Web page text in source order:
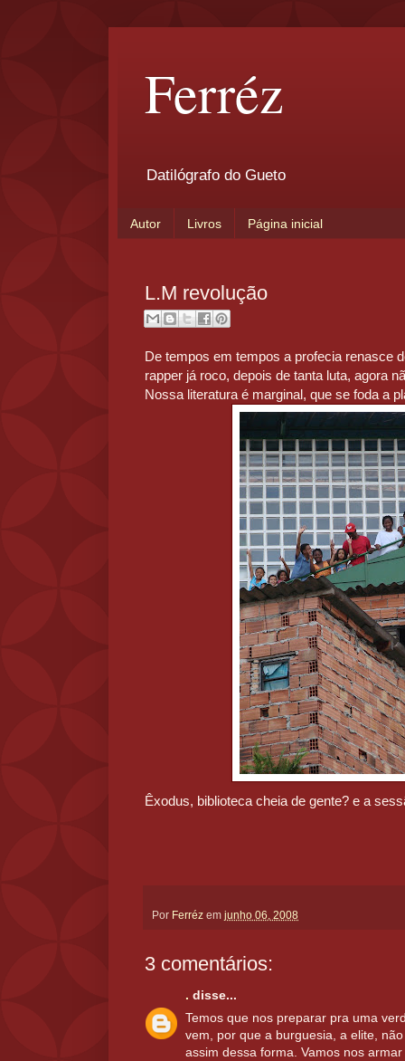
Ferréz
Datilógrafo do Gueto
Autor Livros Página inicial
L.M revolução
De tempos em tempos a profecia renasce
rapper já roco, depois de tanta luta, agora
Nossa literatura é marginal, que se foda a
Êxodus, biblioteca cheia de gente? e a
Por Ferréz em junho 06, 2008
3 comentários:
. disse...
Temos que nos preparar pra uma
vem, por que a burguesia, a elite,
assim dessa forma. Vamos nos